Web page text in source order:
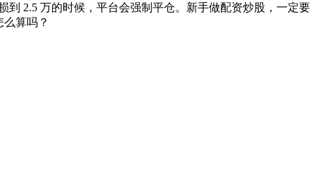
到 2.5 万的时候，平台会强制平仓。新手做配资炒股，一定要
算吗？